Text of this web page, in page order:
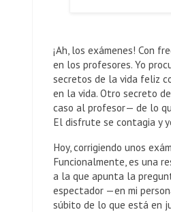
¡Ah, los exámenes! Con
en los profesores. Yo
secretos de la vida feliz
en la vida. Otro secreto
caso al profesor— de lo
El disfrute se contagia y
Hoy, corrigiendo unos
Funcionalmente, es una
a la que apunta la
espectador —en mi
súbito de lo que está en